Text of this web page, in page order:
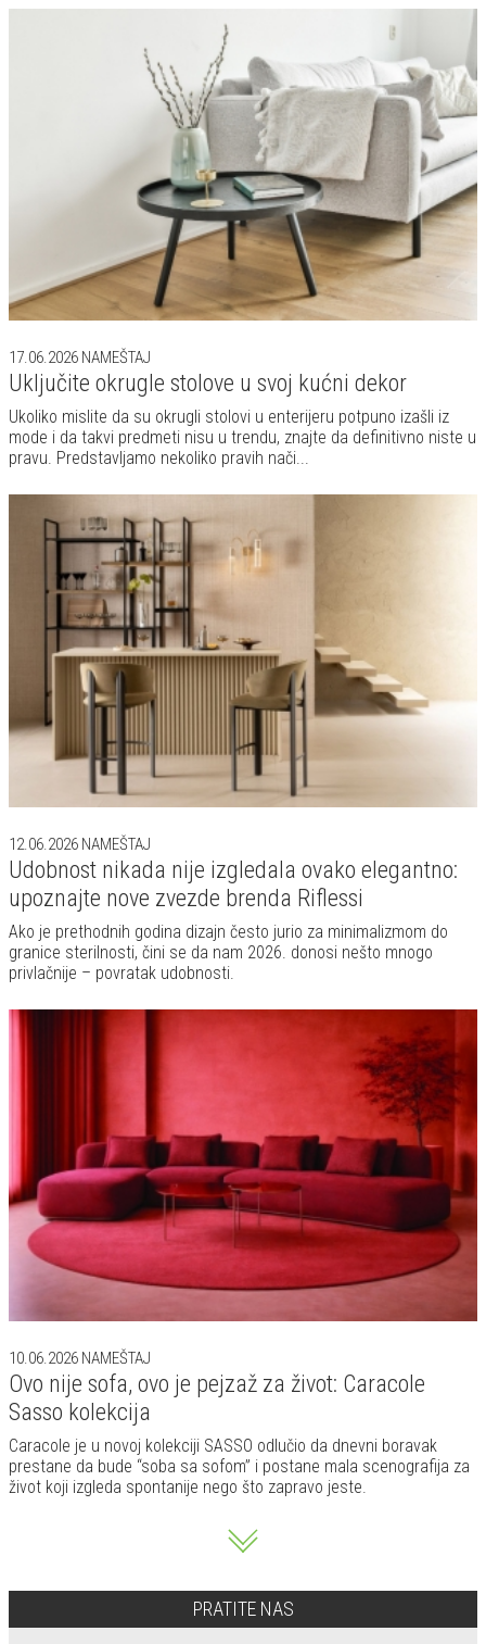
17.06.2026 NAMEŠTAJ
Uključite okrugle stolove u svoj kućni dekor
Ukoliko mislite da su okrugli stolovi u enterijeru potpuno izašli iz
mode i da takvi predmeti nisu u trendu, znajte da definitivno niste u
pravu. Predstavljamo nekoliko pravih nači...
12.06.2026 NAMEŠTAJ
Udobnost nikada nije izgledala ovako elegantno:
upoznajte nove zvezde brenda Riflessi
Ako je prethodnih godina dizajn često jurio za minimalizmom do
granice sterilnosti, čini se da nam 2026. donosi nešto mnogo
privlačnije – povratak udobnosti.
10.06.2026 NAMEŠTAJ
Ovo nije sofa, ovo je pejzaž za život: Caracole
Sasso kolekcija
Caracole je u novoj kolekciji SASSO odlučio da dnevni boravak
prestane da bude “soba sa sofom” i postane mala scenografija za
život koji izgleda spontanije nego što zapravo jeste.
PRATITE NAS